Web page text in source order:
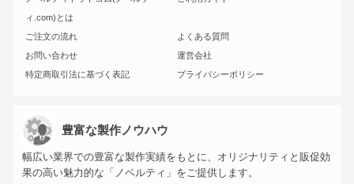
ィ.com)とは
ご注文の流れ
よくある質問
お問い合わせ
運営会社
特定商取引法に基づく表記
プライバシーポリシー
豊富な製作ノウハウ
幅広い業界での豊富な製作実績をもとに、オリジナリティと販促効
果の高い魅力的な「ノベルティ」をご提供します。